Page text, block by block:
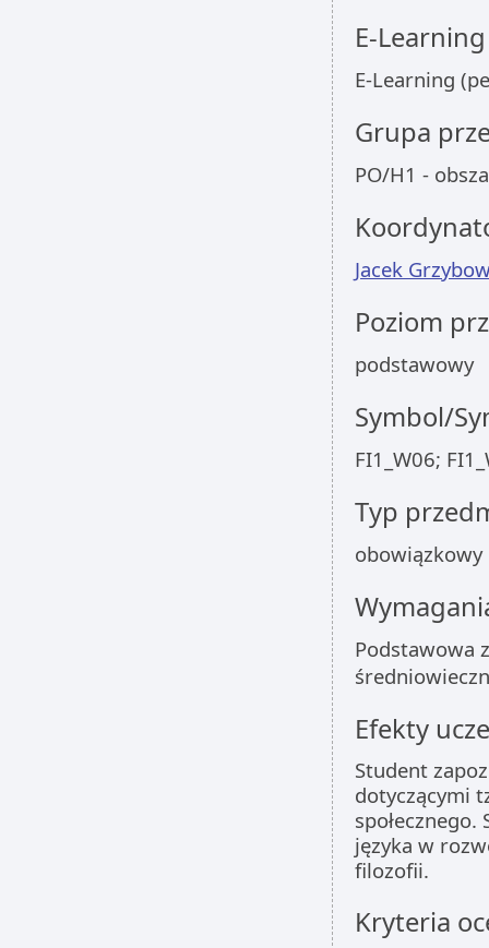
E-Learning
E-Learning
Grupa
PO/H1 -
Jacek
Poziom
podstawowy
Symbol/
FI1_W06;
Typ
obowiązkowy
Podstawowa
Efekty
Student
dotyczącymi
języka w
filozofii.
Kryteria